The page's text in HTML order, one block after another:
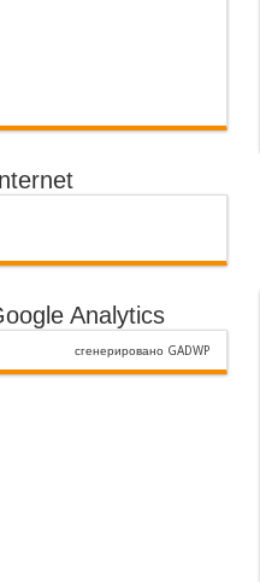
Analytics
сгенерировано GADWP